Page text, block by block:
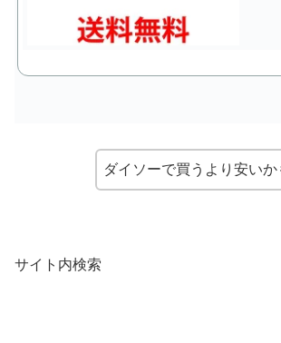
ダイソーで買うより安いか
サイト内検索